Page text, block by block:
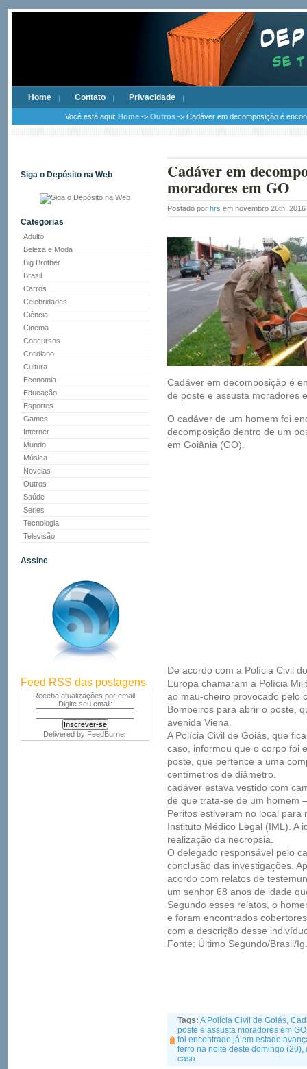
Home Contato Privacidade
Você está aqui: Home -> Outros -> Cadáver em decomposição é
Siga o Depósito na Web
Categorias
Adulto
Beleza e Moda
Big Brother
Brasil
Carros
Celebridades
Ciência
Cinema
Concursos
Cotidiano
Cultura
Economia
Educação
Esportes
Games
Internet
Mundo
Música
Novelas
Outros
Saúde
Series
Tecnologia
Televisão
Assine
Feed RSS das postagens
Receba atualizações por email.
Digite seu email:
Delivered by FeedBurner
Cadáver em
moradores em GO
Postado por hrs em novembro 26th, 2016
Cadáver em decomposição é
de poste e assusta moradores
O cadáver de um homem foi
decomposição dentro de um
em Goiânia (GO).
De acordo com a Polícia Civil
Europa chamaram a Polícia
ao mau-cheiro provocado pelo
Bombeiros para abrir o poste,
avenida Viena.
A Polícia Civil de Goiás, que
caso, informou que o corpo foi
poste, que pertence a uma
centímetros de diâmetro.
cadáver estava vestido com
de que trata-se de um homem
Peritos estiveram no local
Instituto Médico Legal (IML). A
realização da necropsia.
O delegado responsável pelo
conclusão das investigações.
acordo com relatos de
um senhor 68 anos de idade
Segundo esses relatos, o
e foram encontrados
com a descrição desse
Fonte: Último Segundo/Brasil/
Tags: A Polícia Civil de Goiás,
poste e assusta moradores em GO
foi encontrado já em estado
ferro na noite deste domingo (20),
caso